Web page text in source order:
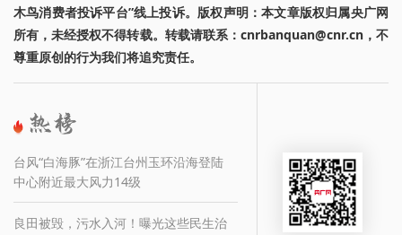
木鸟消费者投诉平台”线上投诉。版权声明：本文章版权归属央广网
所有，未经授权不得转载。转载请联系：cnrbanquan@cnr.cn，不
尊重原创的行为我们将追究责任。
台风“白海豚”在浙江台州玉环沿海登陆
中心附近最大风力14级
良田被毁，污水入河！曝光这些民生治